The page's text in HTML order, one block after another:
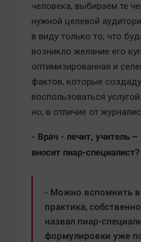
человека, выбираем те
нужной целевой
в виду только то, что
возникло желание его
оптимизированная и
фактов, которые
воспользоваться
но, в отличие от
- Врач - лечит, учитель
вносит пиар-специалист?
- Можно вспомнить
практика,
назвал пиар-
формулировки уже